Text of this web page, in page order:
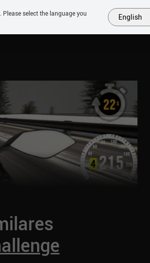
SIMILARES COLECCIONES TOP
select the language you
English